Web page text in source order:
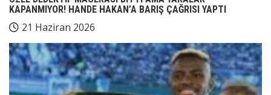
KAPANMIYOR! HANDE HAKAN’A BARIŞ ÇAĞRISI YAPTI
21 Haziran 2026